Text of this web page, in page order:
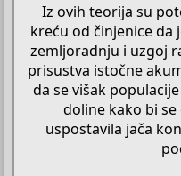
Iz ovih teorija su
kreću od činjenice da
zemljoradnju i uzgoj
prisustva istočne
da se višak
doline kako bi
uspostavila jača